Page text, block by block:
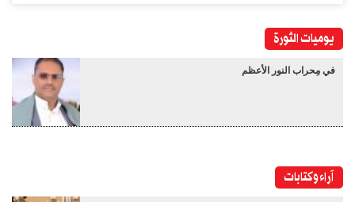
يوميات الثورة
في مِحراب النور الأعظم
آراء وكتابات